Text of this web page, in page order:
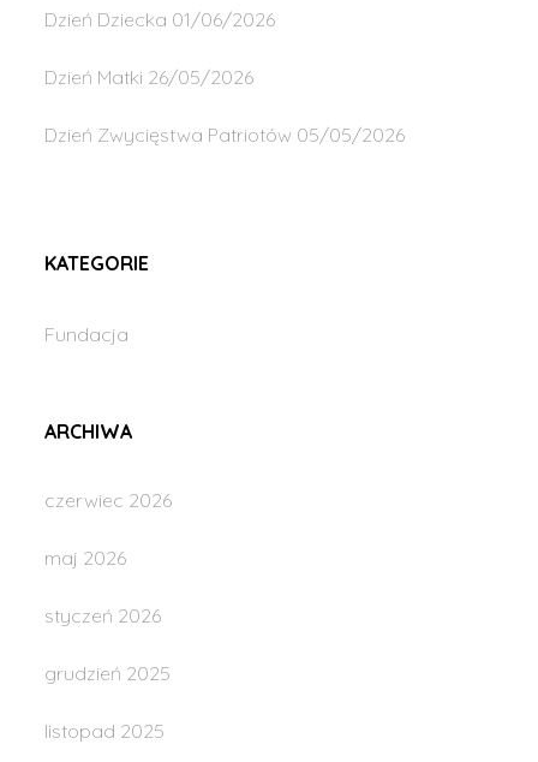
Dzień Dziecka 01/06/2026
Dzień Matki 26/05/2026
Dzień Zwycięstwa Patriotów 05/05/2026
KATEGORIE
Fundacja
ARCHIWA
czerwiec 2026
maj 2026
styczeń 2026
grudzień 2025
listopad 2025